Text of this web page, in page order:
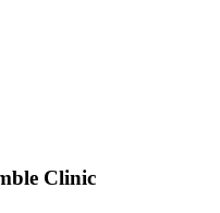
Clinic